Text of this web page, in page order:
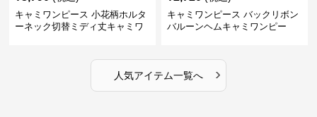
キャミワンピース 小花柄ホルタ
ーネック切替ミディ丈キャミワ
キャミワンピース バックリボン
バルーンヘムキャミワンピー
人気アイテム一覧へ ›